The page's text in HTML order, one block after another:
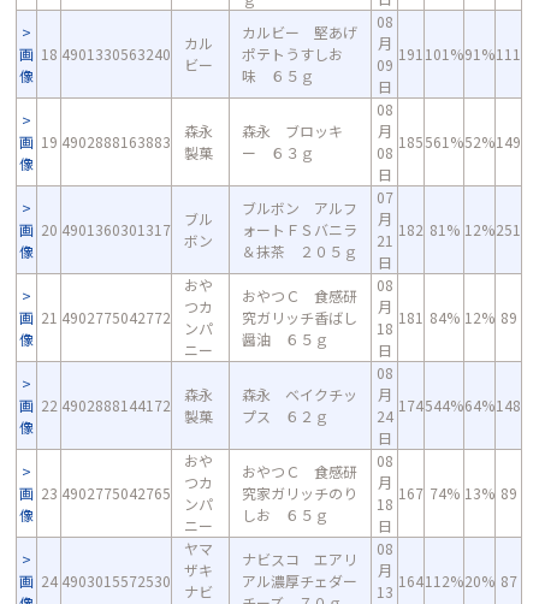
画
像
18 4901330563240
カル
ビー
カルビー 堅あげ
ポテトうすしお
味 ６５ｇ
08
月
09
日
191 101%91%111
画
像
19 4902888163883
森永
製菓
森永 ブロッキ
ー ６３ｇ
08
月
08
日
185561%52%149
画
像
20 4901360301317
ブル
ボン
ブルボン アルフ
ォートＦＳバニラ
＆抹茶 ２０５ｇ
07
月
21
日
182 81% 12%251
画
像
21 4902775042772
おや
つカ
ンパ
ニー
おやつＣ 食感研
究ガリッチ香ばし
醤油 ６５ｇ
08
月
18
日
181 84% 12% 89
画
像
22 4902888144172
森永
製菓
森永 ベイクチッ
プス ６２ｇ
08
月
24
日
174544%64%148
画
像
23 4902775042765
おや
つカ
ンパ
ニー
おやつＣ 食感研
究家ガリッチのり
しお ６５ｇ
08
月
18
日
167 74% 13% 89
画 24 4903015572530
ヤマ
ザキ
ナビ
ナビスコ エアリ
アル濃厚チェダー
08
月
13
164112%20% 87